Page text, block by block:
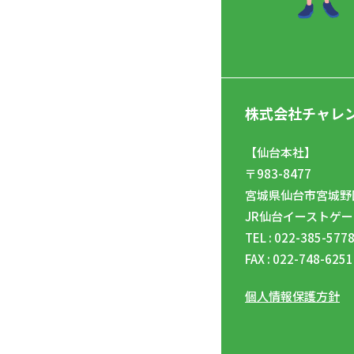
株式会社チャレ
【仙台本社】
〒983-8477
宮城県仙台市宮城
JR仙台イーストゲ
TEL : 022-385-5778
FAX : 022-748-6251
個人情報保護方針